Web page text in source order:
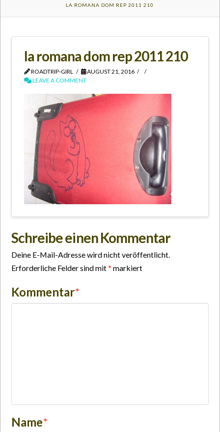
LA ROMANA DOM REP 2011 210
la romana dom rep 2011 210
ROADTRIP-GIRL
AUGUST 21, 2016
LEAVE A COMMENT
Schreibe einen Kommentar
Deine E-Mail-Adresse wird nicht veröffentlicht.
Erforderliche Felder sind mit* markiert
Kommentar*
Name*